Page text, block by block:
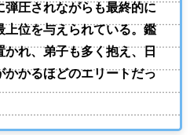
弾圧されながらも最終的に
上位を与えられている。鑑
れ、弟子も多く抱え、日
かるほどのエリートだっ